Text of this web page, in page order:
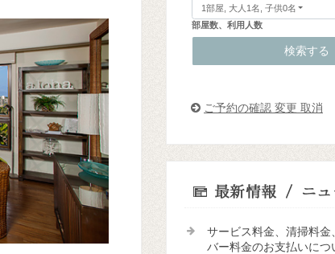
1部屋, 大人1名, 子供0名
部屋数、利用人数
検索する
ご予約の確認 変更 取消
サービス料金、清掃料金
バー料金のお支払いにつ